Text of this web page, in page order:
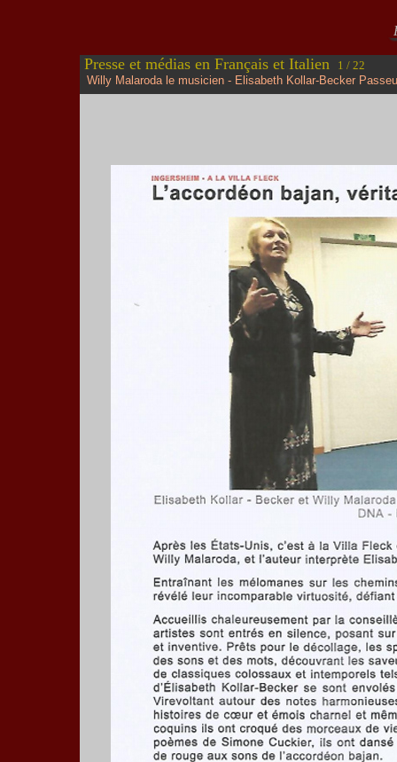
Presse et médias en Français et Italien 1 / 22
Willy Malaroda le musicien - Elisabeth Kollar-Becker